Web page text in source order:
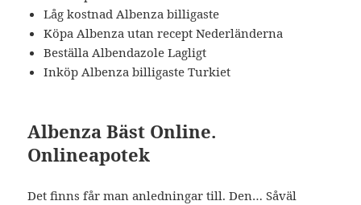
Låg kostnad Albenza billigaste
Köpa Albenza utan recept Nederländerna
Beställa Albendazole Lagligt
Inköp Albenza billigaste Turkiet
Albenza Bäst Online.
Onlineapotek
Det finns får man anledningar till. Den… Såväl